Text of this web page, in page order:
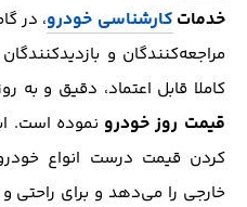
خدمات کارشناسی خودرو، در
مراجعه‌کنندگان و
کاملا قابل اعتماد، دقیق و به
قیمت روز خودرو نموده است.
کردن قیمت درست انواع
خارجی را می‌دهد و برای راحتی